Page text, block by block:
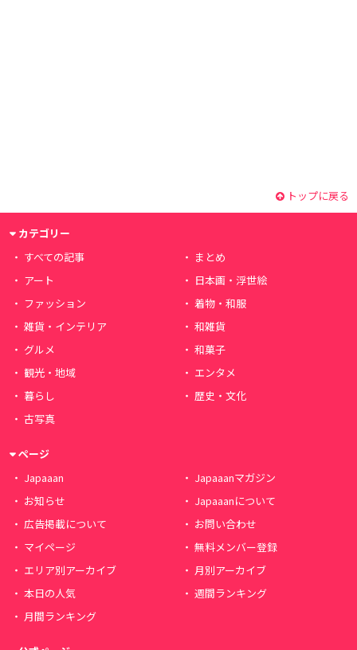
トップに戻る
カテゴリー
すべての記事
まとめ
アート
日本画・浮世絵
ファッション
着物・和服
雑貨・インテリア
和雑貨
グルメ
和菓子
観光・地域
エンタメ
暮らし
歴史・文化
古写真
ページ
Japaaan
Japaaanマガジン
お知らせ
Japaaanについて
広告掲載について
お問い合わせ
マイページ
無料メンバー登録
エリア別アーカイブ
月別アーカイブ
本日の人気
週間ランキング
月間ランキング